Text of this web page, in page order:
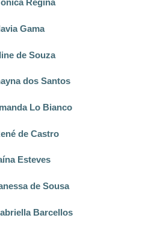
Regina
Gama
de Souza
dos Santos
Lo Bianco
de Castro
Esteves
de Sousa
Barcellos